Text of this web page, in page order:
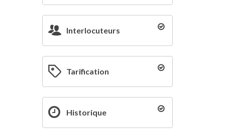
Interlocuteurs
Tarification
Historique